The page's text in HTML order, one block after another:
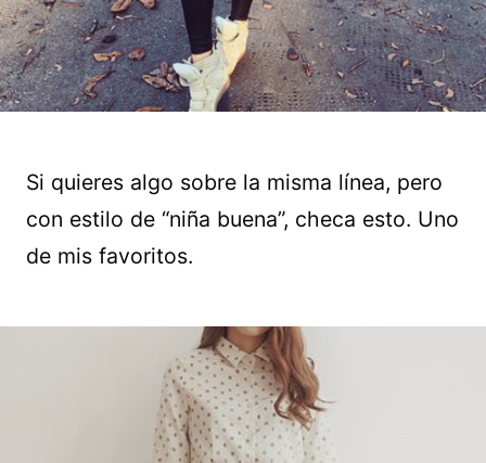
Si quieres algo sobre la misma línea, pero
con estilo de “niña buena”, checa esto. Uno
de mis favoritos.